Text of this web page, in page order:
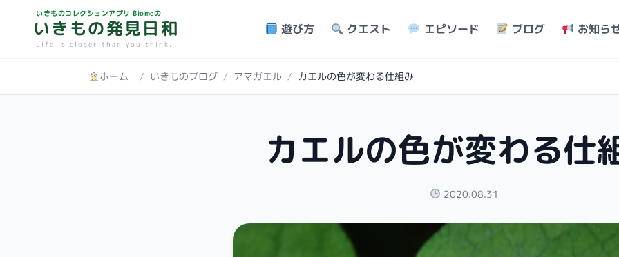
いきものコレクションアプリ Biomeの
いきもの発見日和
Life is closer than you think.
遊び方 クエスト エピソード ブログ お知ら
ホーム / いきものブログ / アマガエル / カエルの色が変わる仕組み
カエルの色が変わる仕
2020.08.31